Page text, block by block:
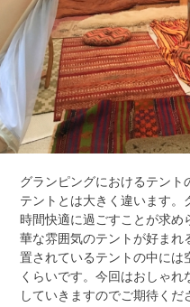
グランピングにおけるテン
テントとは大きく違います
時間快適に過ごすことが求め
華な雰囲気のテントが好まれ
置されているテントの中には
くらいです。今回はおしゃ
していきますのでご期待くだ